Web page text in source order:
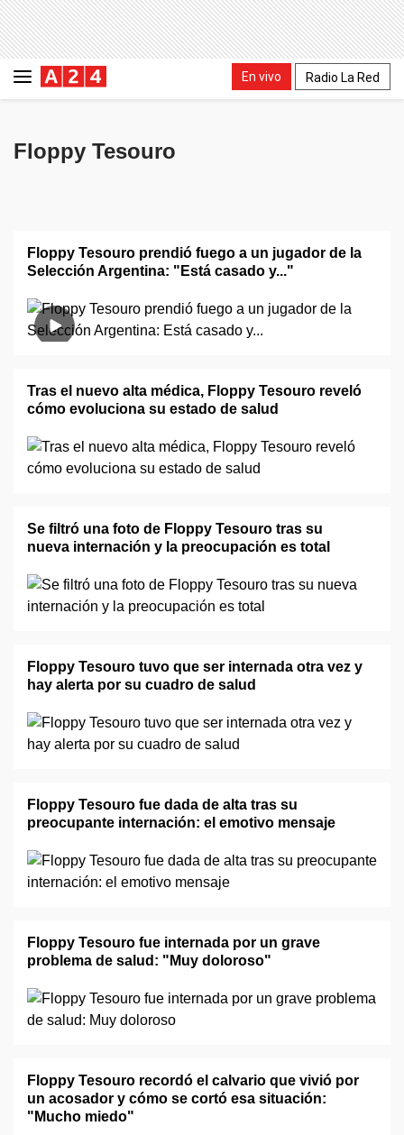
En vivo Radio La Red
Floppy Tesouro
Floppy Tesouro prendió fuego a un jugador de la
Selección Argentina: "Está casado y..."
Tras el nuevo alta médica, Floppy Tesouro reveló
cómo evoluciona su estado de salud
Se filtró una foto de Floppy Tesouro tras su
nueva internación y la preocupación es total
Floppy Tesouro tuvo que ser internada otra vez y
hay alerta por su cuadro de salud
Floppy Tesouro fue dada de alta tras su
preocupante internación: el emotivo mensaje
Floppy Tesouro fue internada por un grave
problema de salud: "Muy doloroso"
Floppy Tesouro recordó el calvario que vivió por
un acosador y cómo se cortó esa situación:
"Mucho miedo"